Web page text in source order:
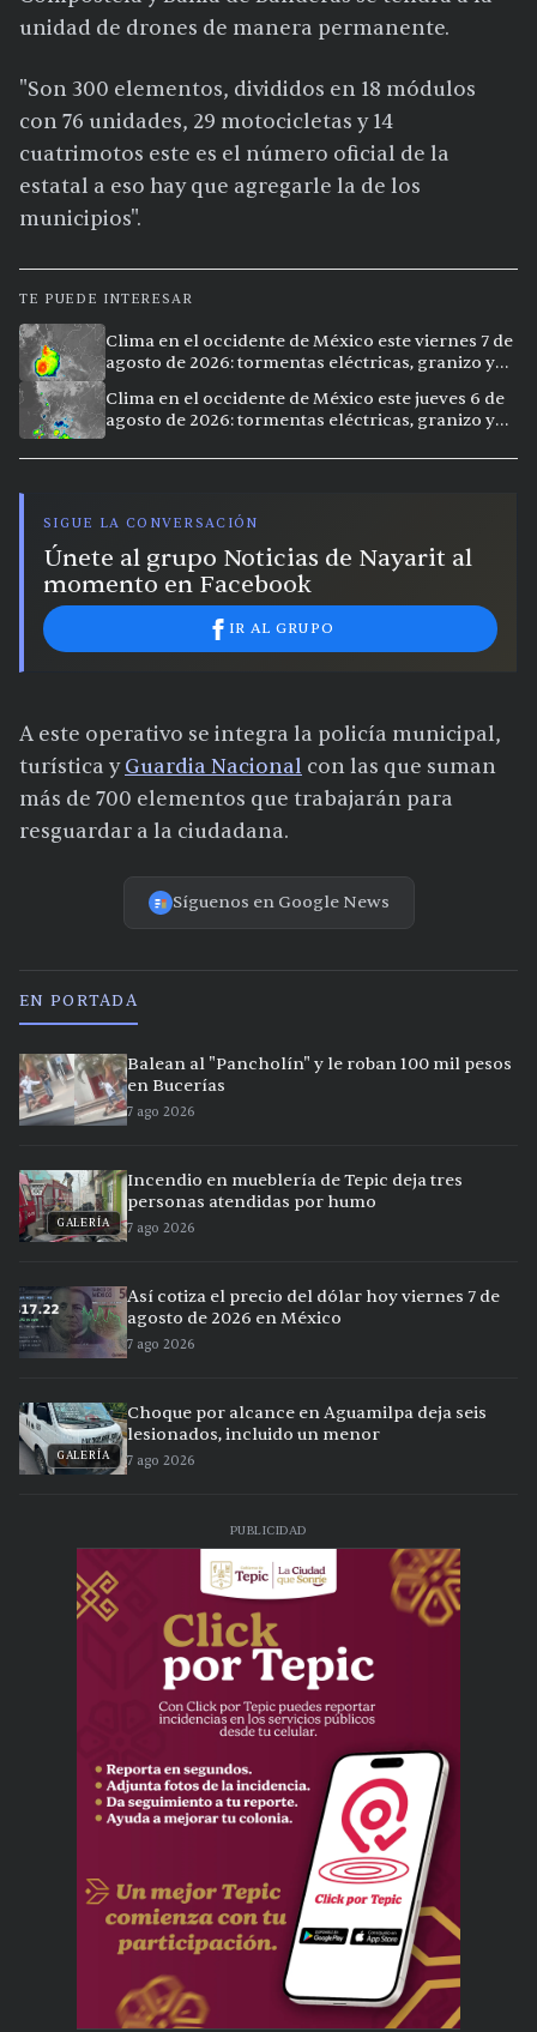
unidad de drones de manera permanente.
"Son 300 elementos, divididos en 18 módulos
con 76 unidades, 29 motocicletas y 14
cuatrimotos este es el número oficial de la
estatal a eso hay que agregarle la de los
municipios".
TE PUEDE INTERESAR
Clima en el occidente de México este viernes 7 de
agosto de 2026: tormentas eléctricas, granizo y
Clima en el occidente de México este jueves 6 de
agosto de 2026: tormentas eléctricas, granizo y
SIGUE LA CONVERSACIÓN
Únete al grupo Noticias de Nayarit al
momento en Facebook
IR AL GRUPO
A este operativo se integra la policía municipal,
turística yGuardia Nacional con las que suman
más de 700 elementos que trabajarán para
resguardar a la ciudadana.
Síguenos en Google News
EN PORTADA
Balean al "Pancholín" y le roban 100 mil pesos
en Bucerías
7 ago 2026
GALERÍA
Incendio en mueblería de Tepic deja tres
personas atendidas por humo
7 ago 2026
Así cotiza el precio del dólar hoy viernes 7 de
agosto de 2026 en México
7 ago 2026
GALERÍA
Choque por alcance en Aguamilpa deja seis
lesionados, incluido un menor
7 ago 2026
PUBLICIDAD